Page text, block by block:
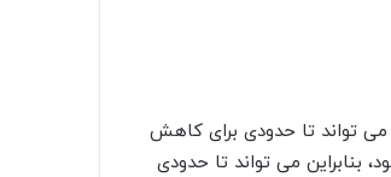
می تواند تا حدودی برای کاهش
بنابراین می تواند تا حدودی